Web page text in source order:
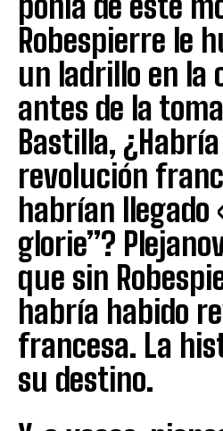
Robespierre le
un ladrillo en la
antes de la
Bastilla,
revolución
habrían llegado
glorie”?
que sin
habría habido
francesa. La
su destino.